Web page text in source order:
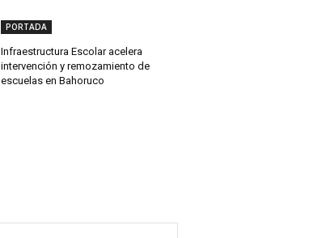
PORTADA
Infraestructura Escolar acelera
intervención y remozamiento de
escuelas en Bahoruco